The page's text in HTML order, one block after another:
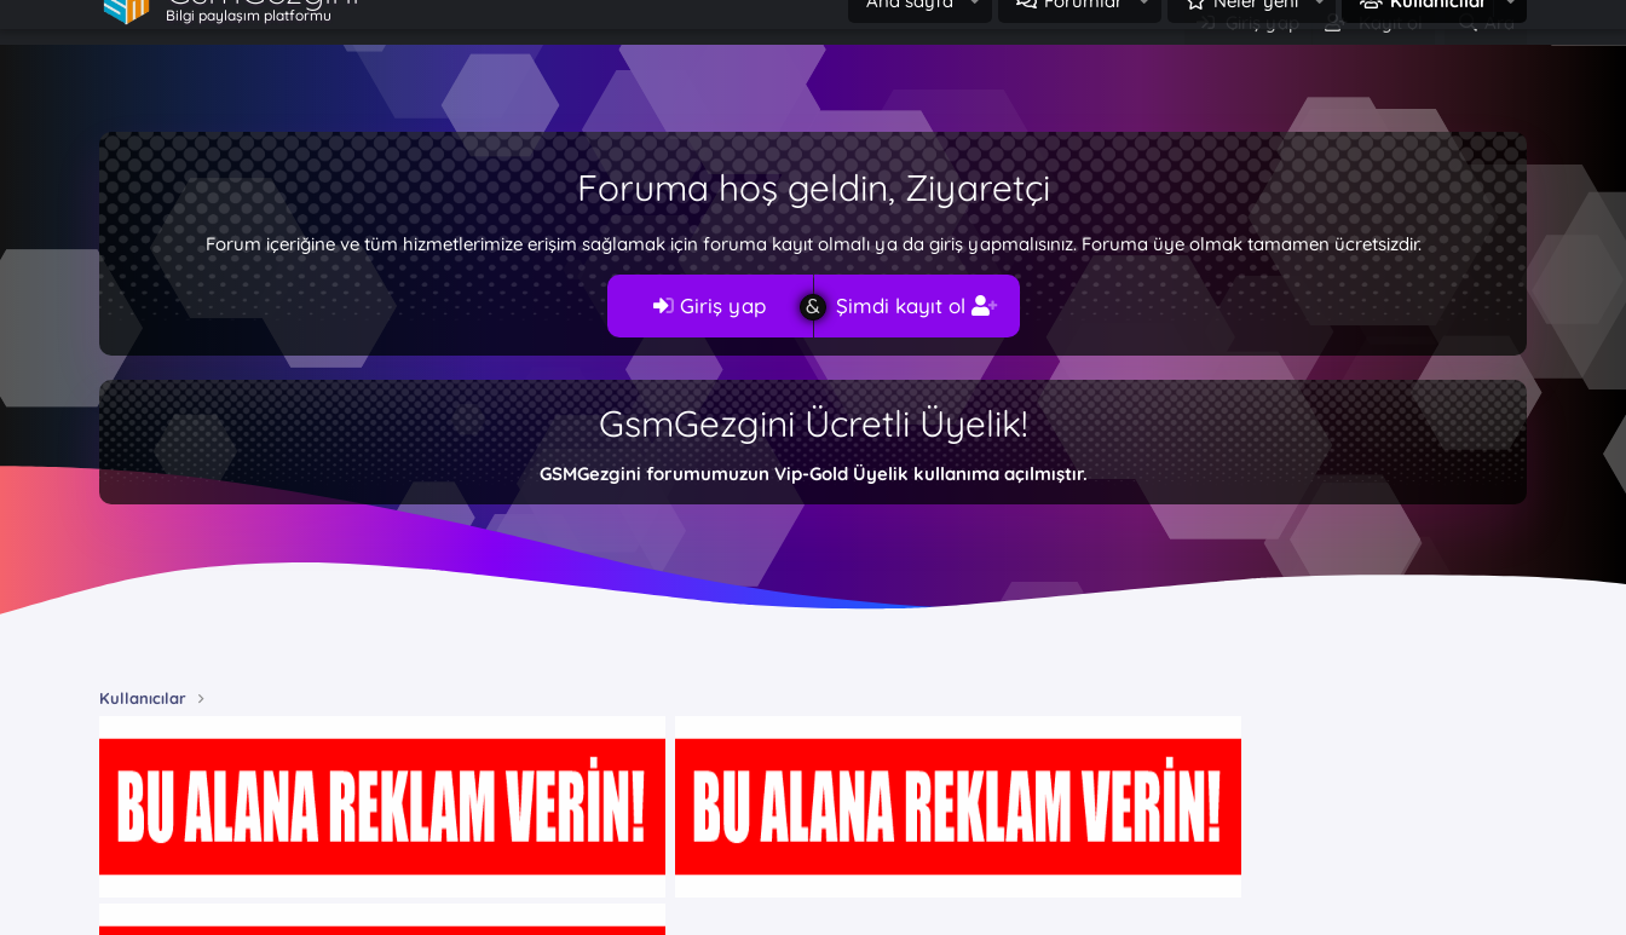
Giriş yap Kayıt ol Ara
Bilgi paylaşım platformu
Foruma hoş geldin, Ziyaretçi
Forum içeriğine ve tüm hizmetlerimize erişim sağlamak için foruma kayıt olmalı ya da giriş yapmalısınız. Foruma üye olmak tamamen ücretsizdir.
Giriş yap Şimdi kayıt ol
GsmGezgini Ücretli Üyelik!
GSMGezgini forumumuzun Vip-Gold Üyelik kullanıma açılmıştır.
Kullanıcılar